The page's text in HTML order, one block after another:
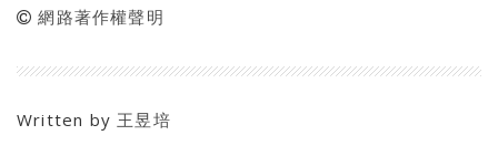
網路著作權聲明
Written by 王昱培